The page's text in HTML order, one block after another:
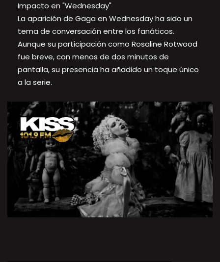
Impacto en "Wednesday"
La aparición de Gaga en Wednesday ha sido un
tema de conversación entre los fanáticos.
Aunque su participación como Rosaline Rotwood
fue breve, con menos de dos minutos de
pantalla, su presencia ha añadido un toque único
a la serie.